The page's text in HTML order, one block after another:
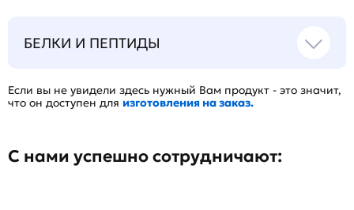
БЕЛКИ И ПЕПТИДЫ
Если вы не увидели здесь нужный Вам продукт - это значит,
что он доступен для изготовления на заказ.
С нами успешно сотрудничают: